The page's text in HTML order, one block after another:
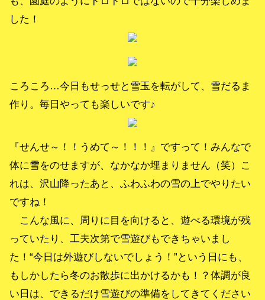
した！
ころころ…今日もせっせと雪玉を転がして、雪だるま
作り。毎日やっても楽しいです♪
『せんせ～！！うめて～！！！』ですって！みんなで
体に雪をのせますが、なかなか埋まりません（笑）こ
れは、沢山降ったあと、ふわふわの雪の上でやりたい
ですね！
こんな風に、周りに目を向けると、遊べる環境が残
っていたり、工夫次第で雪遊びもできちゃいまし
た！“今日は外遊びしないでしょう！”という日にも、
もしかしたら冬のお散歩に出かけるかも！？体調が良
い日は、できるだけ雪遊びの準備をしてきてください